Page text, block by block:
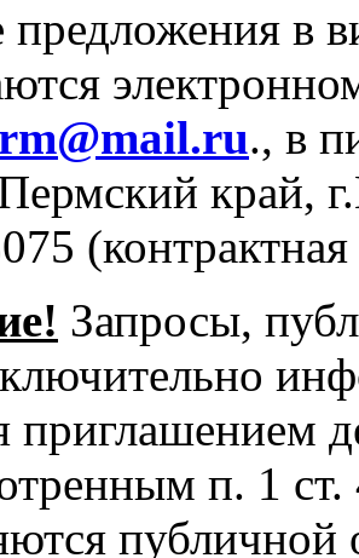
в
., в
край,
Запросы,
приглашением
п. 1